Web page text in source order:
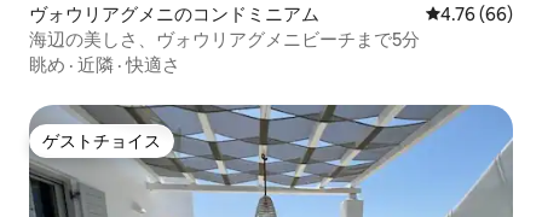
ヴォウリアグメニのコンドミニアム レビュー66
4.76 (66)
海辺の美しさ、ヴォウリアグメニビーチまで5分
眺め · 近隣 ·快適さ
ゲストチョイス
ゲストチョイス